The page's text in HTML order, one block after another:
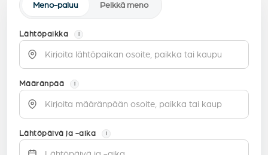
Meno-paluu Pelkkä meno
Lähtöpaikka i
Määränpää i
Lähtöpäivä ja -aika i